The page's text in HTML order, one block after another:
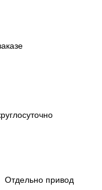
Отдельно привод